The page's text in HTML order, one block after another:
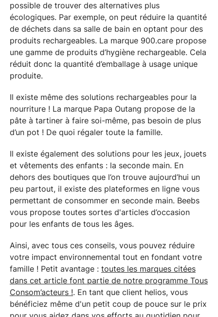
possible de trouver des alternatives plus
écologiques. Par exemple, on peut réduire la quantité
de déchets dans sa salle de bain en optant pour des
produits rechargeables. La marque 900.care propose
une gamme de produits d’hygiène rechargeable. Cela
réduit donc la quantité d’emballage à usage unique
produite.
Il existe même des solutions rechargeables pour la
nourriture ! La marque Papa Outang propose de la
pâte à tartiner à faire soi-même, pas besoin de plus
d’un pot ! De quoi régaler toute la famille.
Il existe également des solutions pour les jeux, jouets
et vêtements des enfants : la seconde main. En
dehors des boutiques que l’on trouve aujourd’hui un
peu partout, il existe des plateformes en ligne vous
permettant de consommer en seconde main. Beebs
vous propose toutes sortes d'articles d’occasion
pour les enfants de tous les âges.
Ainsi, avec tous ces conseils, vous pouvez réduire
votre impact environnemental tout en fondant votre
famille ! Petit avantage : toutes les marques citées
dans cet article font partie de notre programme Tous
Consom’acteurs !. En tant que client helios, vous
bénéficiez même d'un petit coup de pouce sur le prix